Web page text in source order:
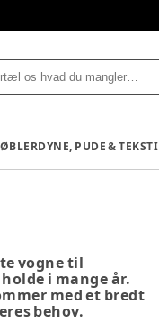
DYNE, PUDE &
vogne til
i mange år.
med et bredt
behov.